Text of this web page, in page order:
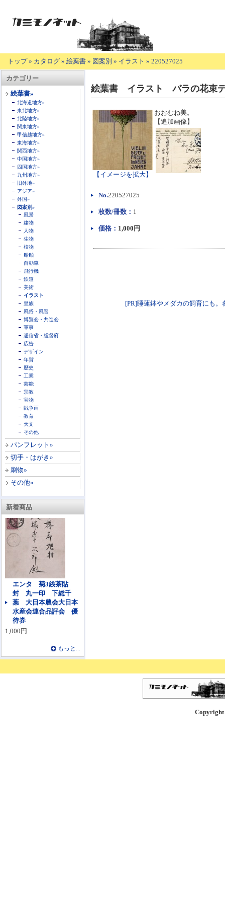
トップ» カタログ » 絵葉書 » 図案別 » イラスト » 220527025
カテゴリー
絵葉書»
北海道地方»
東北地方»
北陸地方»
関東地方»
甲信越地方»
東海地方»
関西地方»
中国地方»
四国地方»
九州地方»
旧外地»
アジア»
外国»
図案別»
風景
建物
人物
生物
植物
船舶
自動車
飛行機
鉄道
美術
イラスト
皇族
風俗・風習
博覧会・共進会
軍事
逓信省・総督府
広告
デザイン
年賀
歴史
工業
芸能
宗教
宝物
戦争画
教育
天文
その他
パンフレット»
切手・はがき»
刷物»
その他»
新着商品
エンタ 菊3銭茶貼
封 丸一印 下総千
葉 大日本農会大日本
水産会連合品評会 優
待券
1,000円
もっと...
品
の
明】
絵葉書 イラスト バラの花束
【イメージを拡大】
おおむね美。
【追加画像】
No.220527025
枚数/冊数： 1
価格： 1,000円
[PR]睡蓮鉢やメダカの飼育にも。
Copyright